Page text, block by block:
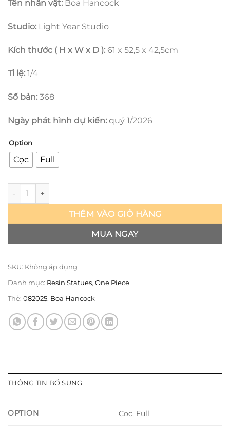
Tên nhân vật: Boa Hancock
Studio: Light Year Studio
Kích thước ( H x W x D ): 61 x 52,5 x 42,5cm
Tỉ lệ: 1/4
Số bản: 368
Ngày phát hình dự kiến: quý 1/2026
Option
Cọc Full
One Piece - Boa Hancock - Light Year số lượng
THÊM VÀO GIỎ HÀNG
MUA NGAY
SKU: Không áp dụng
Danh mục: Resin Statues, One Piece
Thẻ: 082025, Boa Hancock
THÔNG TIN BỔ SUNG
OPTION Cọc, Full